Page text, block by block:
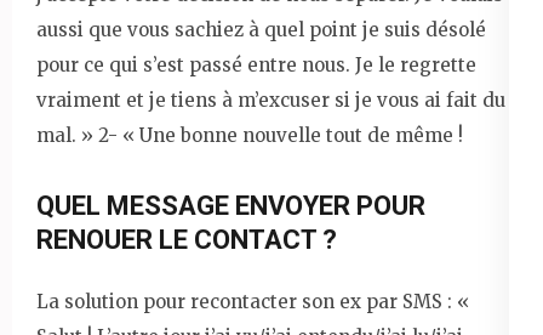
aussi que vous sachiez à quel point je suis désolé
pour ce qui s’est passé entre nous. Je le regrette
vraiment et je tiens à m’excuser si je vous ai fait du
mal. » 2- « Une bonne nouvelle tout de même !
QUEL MESSAGE ENVOYER POUR
RENOUER LE CONTACT ?
La solution pour recontacter son ex par SMS : «